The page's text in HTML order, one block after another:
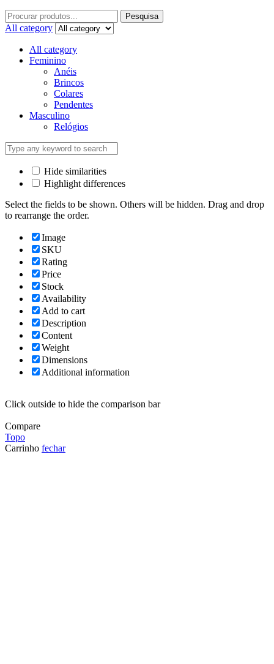
Pesquisa
All category
All category
Feminino
Anéis
Brincos
Colares
Pendentes
Masculino
Relógios
Hide similarities
Highlight differences
Select the fields to be shown. Others will be hidden. Drag and drop
to rearrange the order.
Image
SKU
Rating
Price
Stock
Availability
Add to cart
Description
Content
Weight
Dimensions
Additional information
Click outside to hide the comparison bar
Compare
Topo
Carrinho fechar